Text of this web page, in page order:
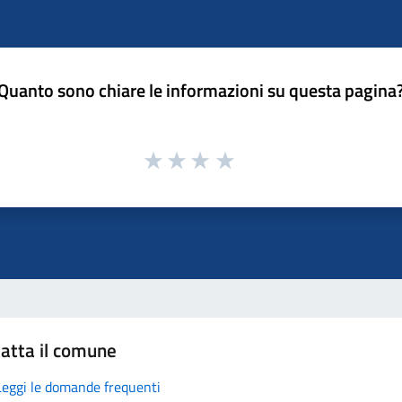
sono chiare le informazioni su questa
il comune
le domande frequenti